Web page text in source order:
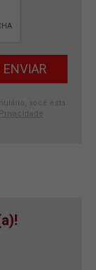
você está